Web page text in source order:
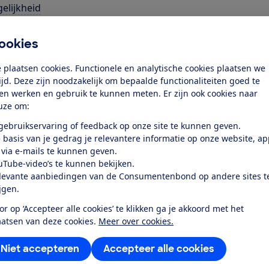
plaatsen cookies. Functionele en analytische cookies plaatsen we
Deze zijn noodzakelijk om bepaalde functionaliteiten goed te
werken en gebruik te kunnen meten. Er zijn ook cookies naar
om:
of feedback op onze site te kunnen geven.
basis van je gedrag je relevantere informatie op onze website,
e-mails te kunnen geven.
video’s te kunnen bekijken.
aanbiedingen van de Consumentenbond op andere sites
op ‘Accepteer alle cookies’ te klikken ga je akkoord met het
van deze cookies. Meer over cookies.
Accepteer alle cookies
Niet accepteren
toegang tot deze test?
Word lid
Al lid? Log in
dit product
door de Consumentenbond